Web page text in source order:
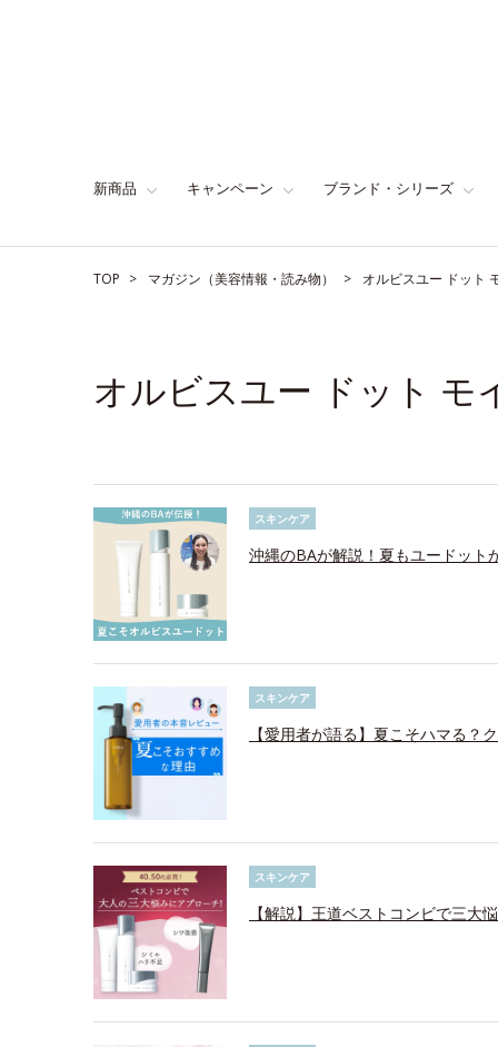
新商品 キャンペーン ブランド・シリーズ
TOP マガジン（美容情報・読み物） オルビスユー ドット
オルビスユー ドット モ
スキンケア
沖縄のBAが解説！夏もユードット
スキンケア
【愛用者が語る】夏こそハマる？
スキンケア
【解説】王道ベストコンビで三大